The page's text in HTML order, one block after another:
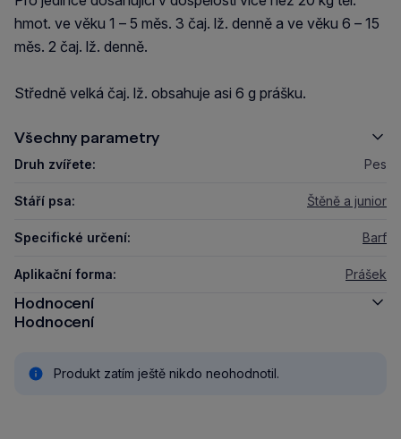
hmot. ve věku 1 – 5 měs. 3 čaj. lž. denně a ve věku 6 – 15
měs. 2 čaj. lž. denně.
Středně velká čaj. lž. obsahuje asi 6 g prášku.
Všechny parametry
Druh zvířete: Pes
Stáří psa: Štěně a junior
Specifické určení: Barf
Aplikační forma: Prášek
Hodnocení
Hodnocení
Produkt zatím ještě nikdo neohodnotil.